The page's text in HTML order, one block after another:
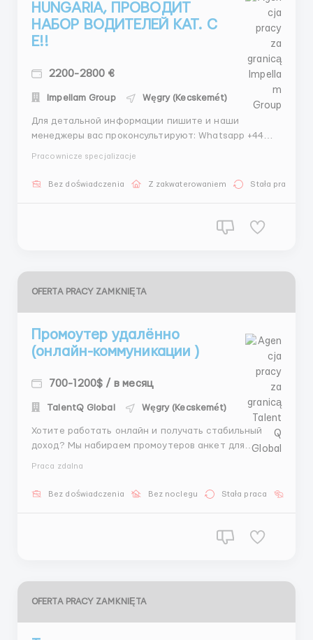
HUNGARIA, ПРОВОДИТ
НАБОР ВОДИТЕЛЕЙ КАТ. С
Е!!
2200-2800 €
Impellam Group Węgry (Kecskemét)
Для детальной информации пишите и наши
менеджеры вас проконсультируют: Whatsapp +44
Impellam Group plc Наши гарантии: Более 15 лет
Pracownicze specjalizacje
Bez doświadczenia Z zakwaterowaniem Stała praca
OFERTA PRACY ZAMKNIĘTA
Промоутер удалённо
(онлайн-коммуникации )
700-1200$ / в месяц
TalentQ Global Węgry (Kecskemét)
Хотите работать онлайн и получать стабильный
доход? Мы набираем промоутеров анкет для
Общение и ответы клиентам в чате;
Praca zdalna
Bez doświadczenia Bez noclegu Stała praca
OFERTA PRACY ZAMKNIĘTA